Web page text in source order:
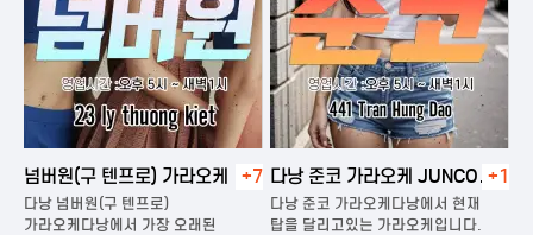
넘버원(구 텐프로) 가라오케 +7
다낭 넘버원(구 텐프로)
가라오케다낭에서 가장 오래된
다낭 준코 가라오케 JUNCO
KARAOKE
+1
다낭 준코 가라오케다낭에서 현재
탑을 달리고있는 가라오케입니다.